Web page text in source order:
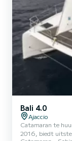
Bali 4.0
Ajaccio
Catamaran te
2016, biedt